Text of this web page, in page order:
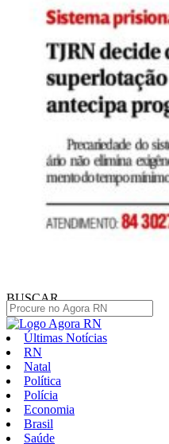
BUSCAR
Últimas Notícias
RN
Natal
Política
Polícia
Economia
Brasil
Saúde